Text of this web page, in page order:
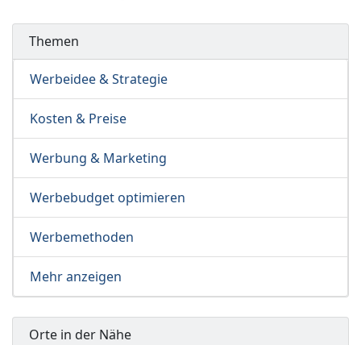
Themen
Werbeidee & Strategie
Kosten & Preise
Werbung & Marketing
Werbebudget optimieren
Werbemethoden
Mehr anzeigen
Orte in der Nähe